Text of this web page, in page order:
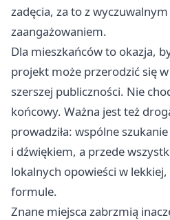
zadęcia, za to z
zaangażowaniem.
Dla mieszkańców to okazja,
projekt może przerodzić się
szerszej publiczności. Nie
końcowy. Ważna jest też
prowadziła: wspólne
i dźwiękiem, a przede
lokalnych opowieści w lekkiej,
formule.
Znane miejsca zabrzmią